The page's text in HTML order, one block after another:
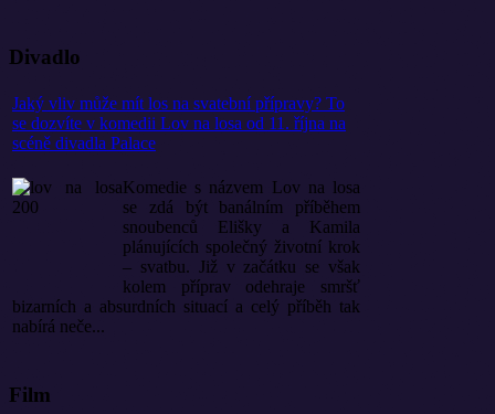
Divadlo
Jaký vliv může mít los na svatební přípravy? To
se dozvíte v komedii Lov na losa od 11. října na
scéně divadla Palace
Komedie s názvem Lov na losa
se zdá být banálním příběhem
snoubenců Elišky a Kamila
plánujících společný životní krok
– svatbu. Již v začátku se však
kolem příprav odehraje smršť
bizarních a absurdních situací a celý příběh tak
nabírá neče...
Film